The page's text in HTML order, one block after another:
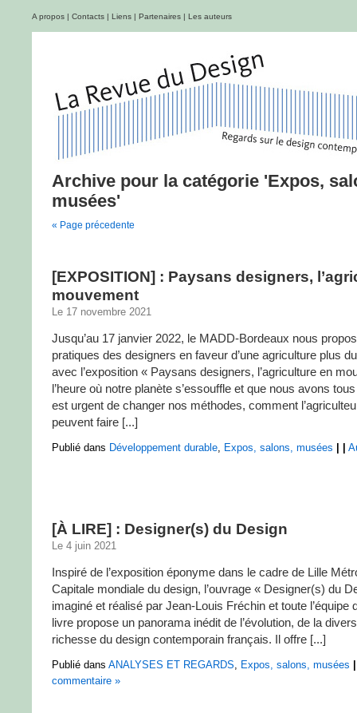
A propos | Contacts | Liens | Partenaires | Les auteurs
Archive pour la catégorie 'Expos,
musées'
« Page précedente
[EXPOSITION] : Paysans designers,
mouvement
Le 17 novembre 2021
Jusqu’au 17 janvier 2022, le MADD-Bordeaux nous
pratiques des designers en faveur d’une agriculture plus
avec l’exposition « Paysans designers, l’agriculture en
l’heure où notre planète s’essouffle et que nous avons
est urgent de changer nos méthodes, comment
peuvent faire [...]
Publié dans Développement durable, Expos, salons, musées
[À LIRE] : Designer(s) du Design
Le 4 juin 2021
Inspiré de l’exposition éponyme dans le cadre de Lille
Capitale mondiale du design, l’ouvrage « Designer(s) du
imaginé et réalisé par Jean-Louis Fréchin et toute l’équipe
livre propose un panorama inédit de l’évolution, de la
richesse du design contemporain français. Il offre [...]
Publié dans ANALYSES ET REGARDS, Expos, salons, musées
commentaire »